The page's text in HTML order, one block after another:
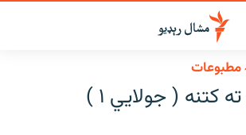
مطبوعات
کتنه ( جولايي ۱ )